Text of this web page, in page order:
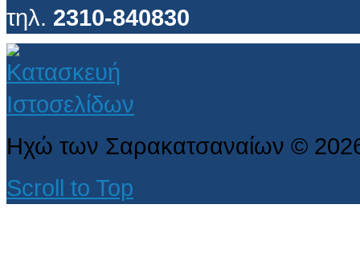
τηλ. 2310-840830
Ηχώ των Σαρακατσαναίων ©
Scroll to Top